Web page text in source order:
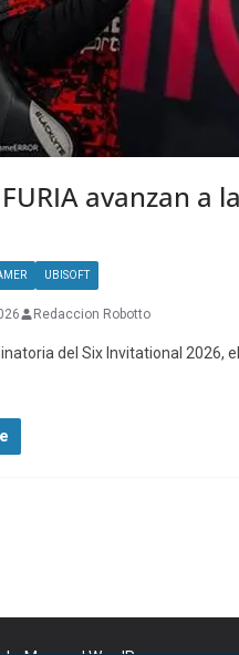
FURIA avanzan
UBISOFT
Redaccion Robotto
del Six Invitational